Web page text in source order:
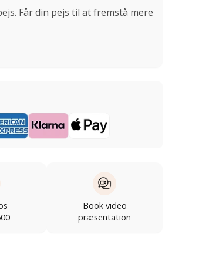
Får din pejs til at fremstå mere
Book video
præsentation